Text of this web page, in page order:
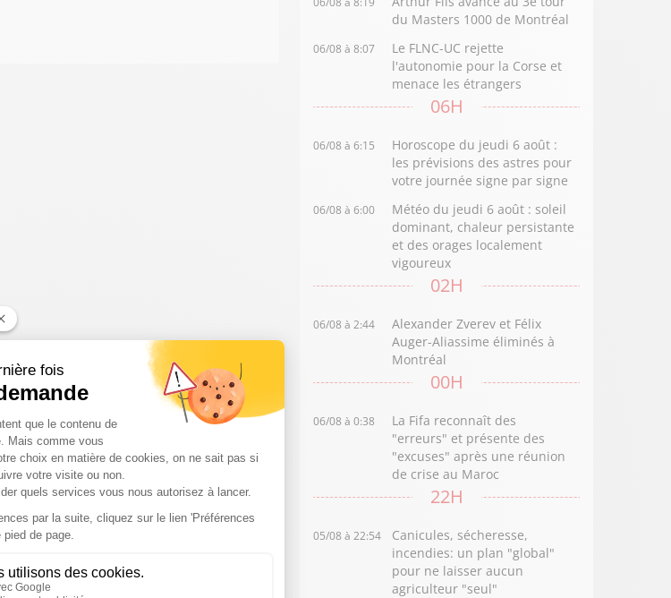
du Masters 1000 de Montréal
06/08 à 8:07
Le FLNC-UC rejette
l'autonomie pour la Corse et
menace les étrangers
06H
06/08 à 6:15
Horoscope du jeudi 6 août :
les prévisions des astres pour
votre journée signe par signe
06/08 à 6:00
Météo du jeudi 6 août : soleil
dominant, chaleur persistante
et des orages localement
vigoureux
02H
06/08 à 2:44
Alexander Zverev et Félix
Auger-Aliassime éliminés à
Montréal
00H
06/08 à 0:38
La Fifa reconnaît des
"erreurs" et présente des
"excuses" après une réunion
de crise au Maroc
22H
05/08 à 22:54
Canicules, sécheresse,
incendies: un plan "global"
pour ne laisser aucun
agriculteur "seul"